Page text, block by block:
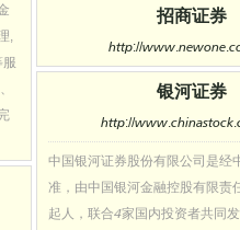
,
招商证券
http://
银河证券
http://
中国银河证券股份有限公司是经
准，由中国银河金融控股有限责
起人，联合4家国内投资者共同